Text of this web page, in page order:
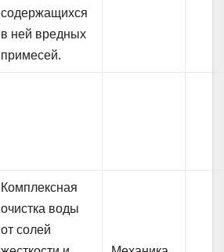
содержащихся
в ней вредных
примесей.
Комплексная
очистка воды
от солей